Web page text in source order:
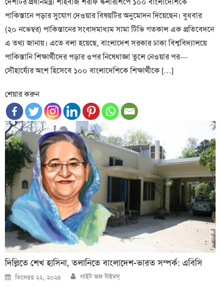
পাকিস্তানে পড়ার সুযোগ দেওয়ার বিষয়টির অনুমোদন দিয়েছেন। বুধবার
(২০ নভেম্বর) পাকিস্তানের সংবাদমাধ্যম সামা টিভি গতকাল এক প্রতিবেদনে
এ তথ্য জানায়। এতে বলা হয়েছে, বাংলাদেশ সরকার ঢাকা বিশ্ববিদ্যালয়ে
পাকিস্তানি শিক্ষার্থীদের পড়ার ওপর নিষেধাজ্ঞা তুলে নেওয়ার পর—
সৌহার্য্যের অংশ হিসেবে ১০০ বাংলাদেশিকে শিক্ষার্থীকে […]
শেয়ার করুন
দিল্লিতে শেখ হাসিনা, তলানিতে বাংলাদেশ-ভারত সম্পর্ক: এবিসি
Posted
on
ডিসেম্বর ২২, ২০২৪ Author
লাইট অফ টাইমস্